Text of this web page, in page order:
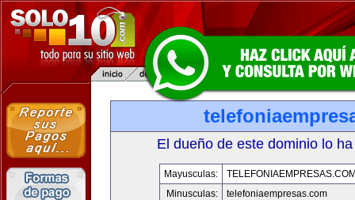
El dueño de este dominio lo
Mayusculas:
Minusculas:
telefoniaempresas.com